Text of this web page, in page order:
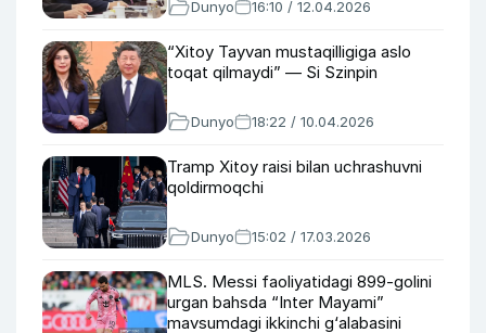
Dunyo 16:10 / 12.04.2026
“Xitoy Tayvan mustaqilligiga aslo
toqat qilmaydi” — Si Szinpin
Dunyo 18:22 / 10.04.2026
Tramp Xitoy raisi bilan uchrashuvni
qoldirmoqchi
Dunyo 15:02 / 17.03.2026
MLS. Messi faoliyatidagi 899-golini
urgan bahsda “Inter Mayami”
mavsumdagi ikkinchi g‘alabasini